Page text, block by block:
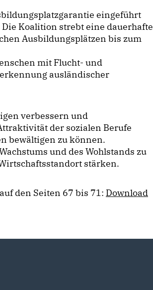
eingeführt
Koalition strebt eine dauerhafte
Ausbildungsplätzen bis zum
mit Flucht- und
ausländischer
verbessern und
der sozialen Berufe
bewältigen zu können.
und des Wohlstands zu
stärken.
den Seiten 67 bis 71: Download